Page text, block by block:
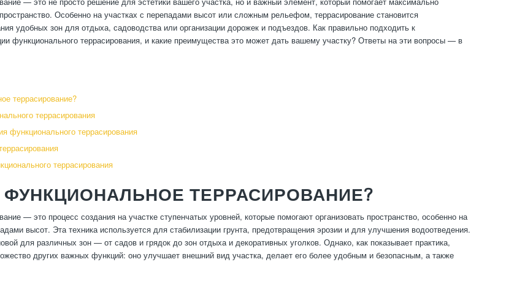
Особенно на участках с перепадами высот или сложным рельефом, террасирование становится
удобных зон для отдыха, садоводства или организации дорожек и подъездов. Как правильно подходить к
функционального террасирования, и какие преимущества это может дать вашему участку? Ответы на эти вопросы — в
террасирование?
террасирования
функционального террасирования
террасирования
ФУНКЦИОНАЛЬНОЕ ТЕРРАСИРОВАНИЕ?
— это процесс создания на участке ступенчатых уровней, которые помогают организовать пространство, особенно на
высот. Эта техника используется для стабилизации грунта, предотвращения эрозии и для улучшения водоотведения.
для различных зон — от садов и грядок до зон отдыха и декоративных уголков. Однако, как показывает практика,
других важных функций: оно улучшает внешний вид участка, делает его более удобным и безопасным, а также